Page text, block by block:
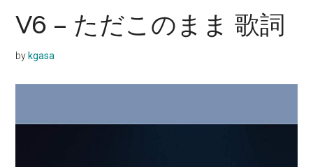
V6 – ただこのまま 歌詞
by kgasa